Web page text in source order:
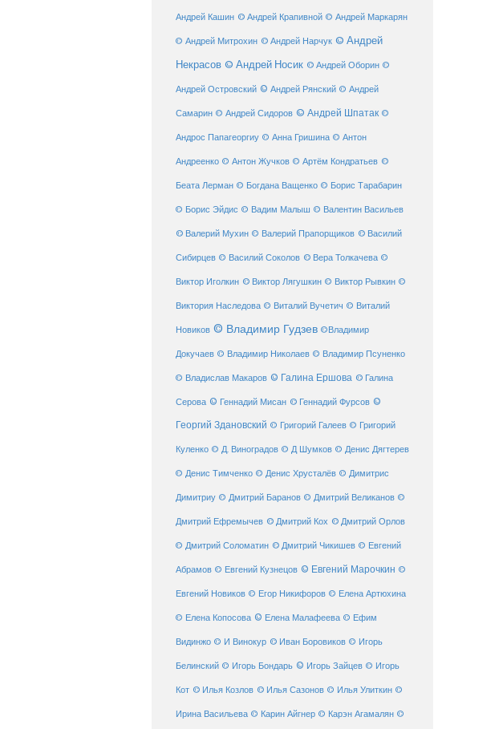
Андрей Кашин © Андрей Крапивной © Андрей Маркарян
© Андрей Митрохин © Андрей Нарчук © Андрей
Некрасов © Андрей Носик © Андрей Оборин ©
Андрей Островский © Андрей Рянский © Андрей
Самарин © Андрей Сидоров © Андрей Шпатак ©
Андрос Папагеоргиу © Анна Гришина © Антон
Андреенко © Антон Жучков © Артём Кондратьев ©
Беата Лерман © Богдана Ващенко © Борис Тарабарин
© Борис Эйдис © Вадим Малыш © Валентин Васильев
© Валерий Мухин © Валерий Прапорщиков © Василий
Сибирцев © Василий Соколов © Вера Толкачева ©
Виктор Иголкин © Виктор Лягушкин © Виктор Рывкин ©
Виктория Наследова © Виталий Вучетич © Виталий
Новиков © Владимир Гудзев ©Владимир
Докучаев © Владимир Николаев © Владимир Псуненко
© Владислав Макаров © Галина Ершова © Галина
Серова © Геннадий Мисан © Геннадий Фурсов ©
Георгий Здановский © Григорий Галеев © Григорий
Куленко © Д. Виноградов © Д Шумков © Денис Дягтерев
© Денис Тимченко © Денис Хрусталёв © Димитрис
Димитриу © Дмитрий Баранов © Дмитрий Великанов ©
Дмитрий Ефремычев © Дмитрий Кох © Дмитрий Орлов
© Дмитрий Соломатин © Дмитрий Чикишев © Евгений
Абрамов © Евгений Кузнецов © Евгений Марочкин ©
Евгений Новиков © Егор Никифоров © Елена Артюхина
© Елена Копосова © Елена Малафеева © Ефим
Видинжо © И Винокур © Иван Боровиков © Игорь
Белинский © Игорь Бондарь © Игорь Зайцев © Игорь
Кот © Илья Козлов © Илья Сазонов © Илья Улиткин ©
Ирина Васильева © Карин Айгнер © Карэн Агамалян ©